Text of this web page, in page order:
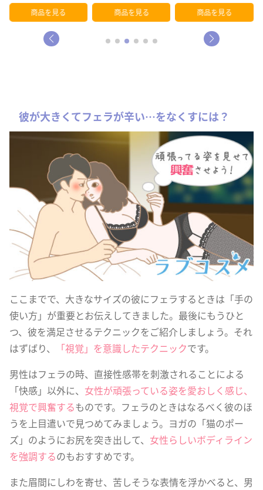
商品を見る
ンネリ予防…
商品を見る 商品を見る
彼が大きくてフェラが辛い…をなくすには？
ここまでで、大きなサイズの彼にフェラするときは「手の
使い方」が重要とお伝えしてきました。最後にもうひと
つ、彼を満足させるテクニックをご紹介しましょう。それ
はずばり、
「視覚」を意識したテクニックです。
男性はフェラの時、直接性感帯を刺激されることによる
「快感」以外に、 女性が頑張っている姿を愛おしく感じ、
視覚で興奮するものです。フェラのときはなるべく彼のほ
うを上目遣いで見つめてみましょう。ヨガの「猫のポー
ズ」のようにお尻を突き出して、 女性らしいボディライン
を強調するのもおすすめです。
また眉間にしわを寄せ、苦しそうな表情を浮かべると、男